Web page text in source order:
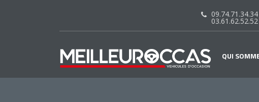
09.74.71.34.34
03.61.62.52.52
QUI